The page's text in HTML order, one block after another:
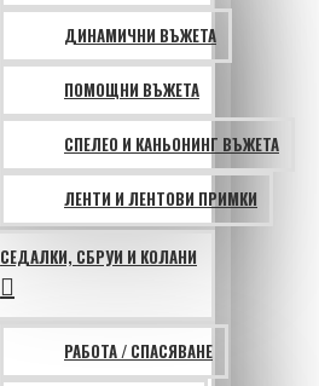
ДИНАМИЧНИ ВЪЖЕТА
ПОМОЩНИ ВЪЖЕТА
СПЕЛЕО И КАНЬОНИНГ ВЪЖЕТА
ЛЕНТИ И ЛЕНТОВИ ПРИМКИ
СЕДАЛКИ, СБРУИ И КОЛАНИ
РАБОТА / СПАСЯВАНЕ